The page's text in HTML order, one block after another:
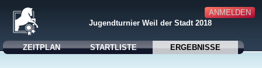
ANMELDEN
Jugendturnier Weil der Stadt 2018
ZEITPLAN STARTLISTE ERGEBNISSE